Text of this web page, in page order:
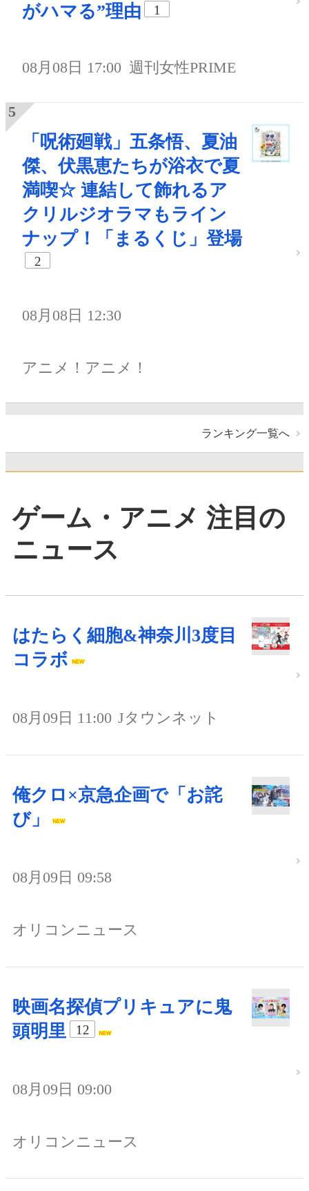
がハマる”理由
1
08月08日 17:00 週刊女性PRIME
「呪術廻戦」五条悟、夏油
傑、伏黒恵たちが浴衣で夏
満喫☆ 連結して飾れるア
クリルジオラマもライン
ナップ！「まるくじ」登場
2
08月08日 12:30
アニメ！アニメ！
ランキング一覧へ
ゲーム・アニメ 注目の
ニュース
はたらく細胞&神奈川3度目
コラボ
08月09日 11:00 Jタウンネット
俺クロ×京急企画で「お詫
び」
08月09日 09:58
オリコンニュース
映画名探偵プリキュアに鬼
頭明里
12
08月09日 09:00
オリコンニュース